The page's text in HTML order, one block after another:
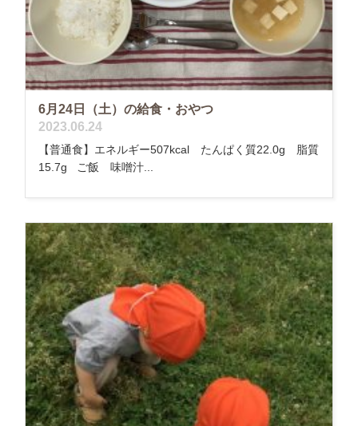
6月24日（土）の給食・おやつ
2023.06.24
【普通食】エネルギー507kcal たんぱく質22.0g 脂質
15.7g ご飯 味噌汁...